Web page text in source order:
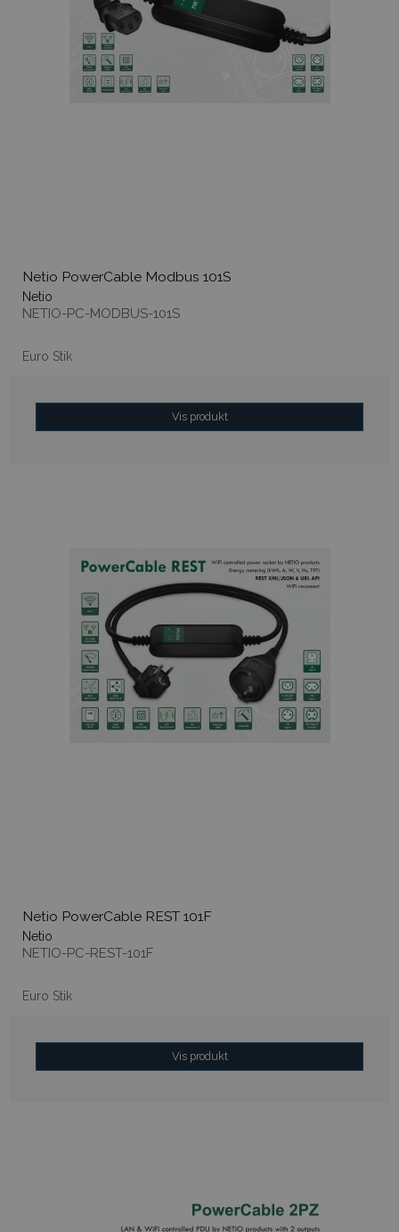
Netio PowerCable Modbus 101S
Netio
NETIO-PC-MODBUS-101S
Euro Stik
Vis produkt
Netio PowerCable REST 101F
Netio
NETIO-PC-REST-101F
Euro Stik
Vis produkt